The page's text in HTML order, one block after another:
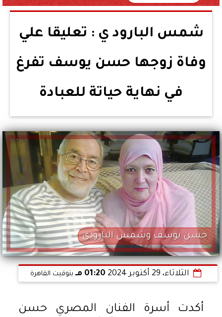
شمس البارود ي : تعليقا علي
وفاة زوجها حسن يوسف تفرغ
في نهاية حياتة للعبادة
حسن يوسف وشمس البارودي
الثلاثاء، 29 أكتوبر 2024 01:20 مـ بتوقيت القاهرة
أكدت أسرة الفنان المصري حسن